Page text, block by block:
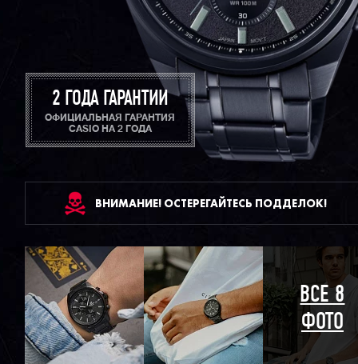
2 ГОДА ГАРАНТИИ
ОФИЦИАЛЬНАЯ ГАРАНТИЯ
CASIO НА 2 ГОДА
ВНИМАНИЕ! ОСТЕРЕГАЙТЕСЬ ПОДДЕЛОК!
ВСЕ 8
ФОТО